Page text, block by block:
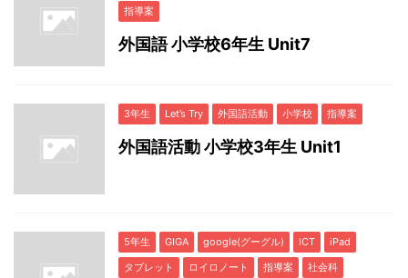
指導案
外国語 小学校6年生 Unit7
3年生 Let’s Try 外国語活動 小学校 指導案
外国語活動 小学校3年生 Unit1
5年生 GIGA google(グーグル) ICT
iPad
タブレット
ロイロノート 指導案 社会科